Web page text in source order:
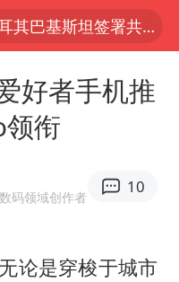
“电影+”如何激发千亿级消费新活力？
台风白海豚已进入24小时警戒线
四川宜宾市高县4.9级地震致1人死亡
名创优品回应女子吐槽内裤质量差
好者手机推
衔
码领域创作者
10
论是穿梭于城市